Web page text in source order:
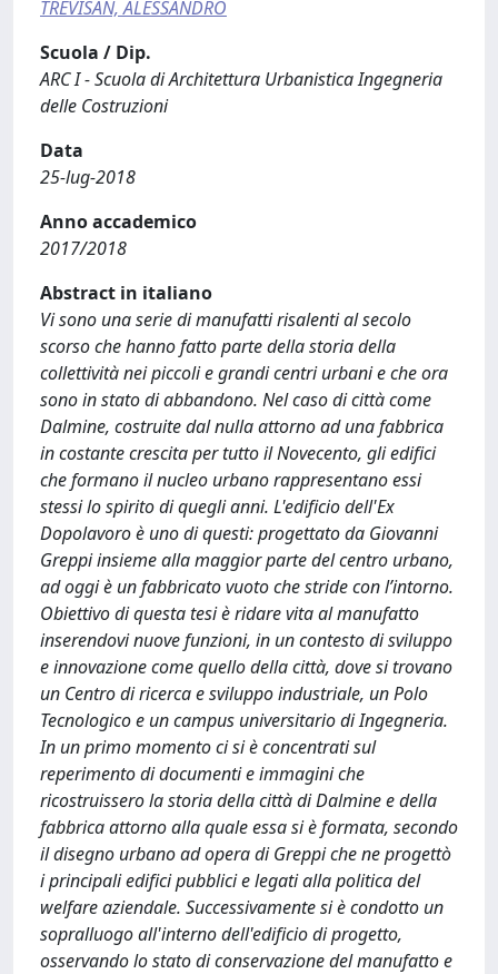
TREVISAN, ALESSANDRO
Scuola / Dip.
ARC I - Scuola di Architettura Urbanistica Ingegneria
delle Costruzioni
Data
25-lug-2018
Anno accademico
2017/2018
Abstract in italiano
Vi sono una serie di manufatti risalenti al secolo
scorso che hanno fatto parte della storia della
collettività nei piccoli e grandi centri urbani e che ora
sono in stato di abbandono. Nel caso di città come
Dalmine, costruite dal nulla attorno ad una fabbrica
in costante crescita per tutto il Novecento, gli edifici
che formano il nucleo urbano rappresentano essi
stessi lo spirito di quegli anni. L'edificio dell'Ex
Dopolavoro è uno di questi: progettato da Giovanni
Greppi insieme alla maggior parte del centro urbano,
ad oggi è un fabbricato vuoto che stride con l’intorno.
Obiettivo di questa tesi è ridare vita al manufatto
inserendovi nuove funzioni, in un contesto di sviluppo
e innovazione come quello della città, dove si trovano
un Centro di ricerca e sviluppo industriale, un Polo
Tecnologico e un campus universitario di Ingegneria.
In un primo momento ci si è concentrati sul
reperimento di documenti e immagini che
ricostruissero la storia della città di Dalmine e della
fabbrica attorno alla quale essa si è formata, secondo
il disegno urbano ad opera di Greppi che ne progettò
i principali edifici pubblici e legati alla politica del
welfare aziendale. Successivamente si è condotto un
sopralluogo all'interno dell'edificio di progetto,
osservando lo stato di conservazione del manufatto e